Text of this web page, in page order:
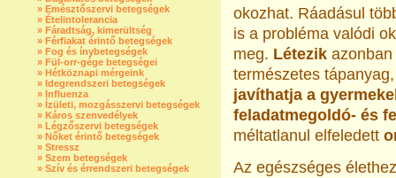
» Emésztőszervi betegségek
» Ételintolerancia
» Fáradtság, kimerültség
» Férfiakat érintő betegségek
» Fog és ínybetegségek
» Fül-orr-gége betegségei
» Hétköznapi mérgeink
» Idegrendszeri betegségek
» Influenza
» Ízületi, mozgásszervi betegségek
» Káros szenvedélyek
» Légzőszervi betegségek
» Nőket érintő betegségek
» Stressz
» Szem betegségek
» Szív és érrendszeri betegségek
okozhat. Ráadásul
is a probléma valódi
meg. Létezik azonban
természetes
javíthatja a
feladatmegoldó- és
méltatlanul elfeledett
Az egészséges